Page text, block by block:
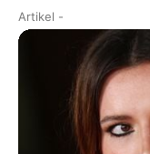
Artikel -